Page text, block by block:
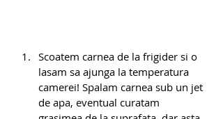
Scoatem carnea de la frigider si o
lasam sa ajunga la temperatura
camerei! Spalam carnea sub un jet
de apa, eventual curatam